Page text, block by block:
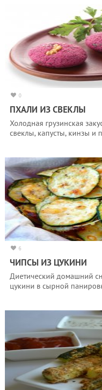
0
ПХАЛИ ИЗ СВЕКЛЫ
Холодная грузинская
свеклы, капусты, кинзы и
6
ЧИПСЫ ИЗ ЦУКИНИ
Диетический домашний
цукини в сырной